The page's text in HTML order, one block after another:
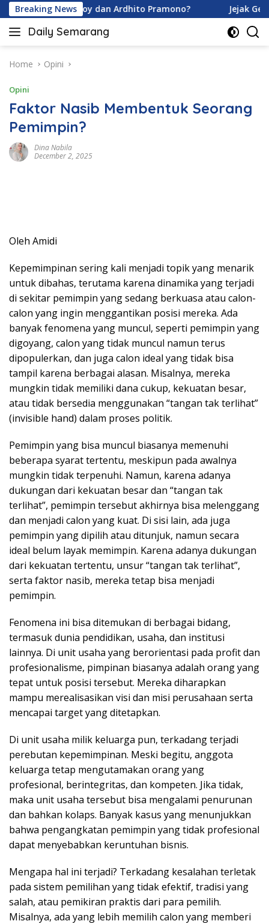
Skip
to
content
Breaking News
Davina Karamoy dan Ardhito Pramono? Jejak Gen
Daily Semarang
"Semarang
Ini:
Terkini
untuk
Anda"
Home Opini
Opini
Faktor Nasib Membentuk Seorang
Pemimpin?
Dina Nabila
December 2, 2025
Oleh Amidi
Kepemimpinan sering kali menjadi topik yang menarik
untuk dibahas, terutama karena dinamika yang terjadi
di sekitar pemimpin yang sedang berkuasa atau calon-
calon yang ingin menggantikan posisi mereka. Ada
banyak fenomena yang muncul, seperti pemimpin yang
digoyang, calon yang tidak muncul namun terus
dipopulerkan, dan juga calon ideal yang tidak bisa
tampil karena berbagai alasan. Misalnya, mereka
mungkin tidak memiliki dana cukup, kekuatan besar,
atau tidak bersedia menggunakan “tangan tak terlihat”
(invisible hand) dalam proses politik.
Pemimpin yang bisa muncul biasanya memenuhi
beberapa syarat tertentu, meskipun pada awalnya
mungkin tidak terpenuhi. Namun, karena adanya
dukungan dari kekuatan besar dan “tangan tak
terlihat”, pemimpin tersebut akhirnya bisa melenggang
dan menjadi calon yang kuat. Di sisi lain, ada juga
pemimpin yang dipilih atau ditunjuk, namun secara
ideal belum layak memimpin. Karena adanya dukungan
dari kekuatan tertentu, unsur “tangan tak terlihat”,
serta faktor nasib, mereka tetap bisa menjadi
pemimpin.
Fenomena ini bisa ditemukan di berbagai bidang,
termasuk dunia pendidikan, usaha, dan institusi
lainnya. Di unit usaha yang berorientasi pada profit dan
profesionalisme, pimpinan biasanya adalah orang yang
tepat untuk posisi tersebut. Mereka diharapkan
mampu merealisasikan visi dan misi perusahaan serta
mencapai target yang ditetapkan.
Di unit usaha milik keluarga pun, terkadang terjadi
perebutan kepemimpinan. Meski begitu, anggota
keluarga tetap mengutamakan orang yang
profesional, berintegritas, dan kompeten. Jika tidak,
maka unit usaha tersebut bisa mengalami penurunan
dan bahkan kolaps. Banyak kasus yang menunjukkan
bahwa pengangkatan pemimpin yang tidak profesional
dapat menyebabkan keruntuhan bisnis.
Mengapa hal ini terjadi? Terkadang kesalahan terletak
pada sistem pemilihan yang tidak efektif, tradisi yang
salah, atau pemikiran praktis dari para pemilih.
Misalnya, ada yang lebih memilih calon yang memberi